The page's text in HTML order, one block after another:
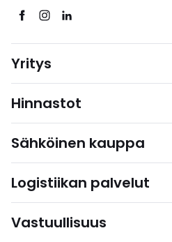
Yritys
Hinnastot
Sähköinen kauppa
Logistiikan palvelut
Vastuullisuus